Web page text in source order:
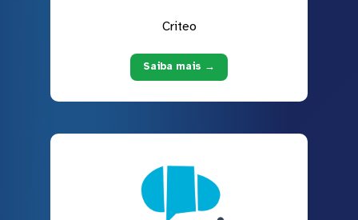
Criteo
Saiba mais →